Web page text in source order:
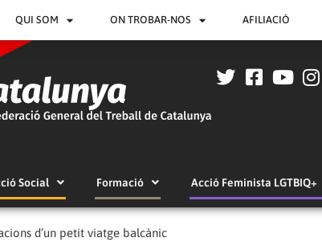
QUI SOM ON TROBAR-NOS AFILIACIÓ
Social Formació Acció Feminista LGTBIQ+
d’un petit viatge balcànic